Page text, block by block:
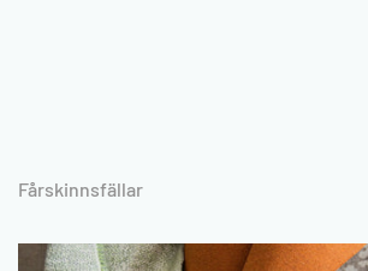
Fårskinnsfällar